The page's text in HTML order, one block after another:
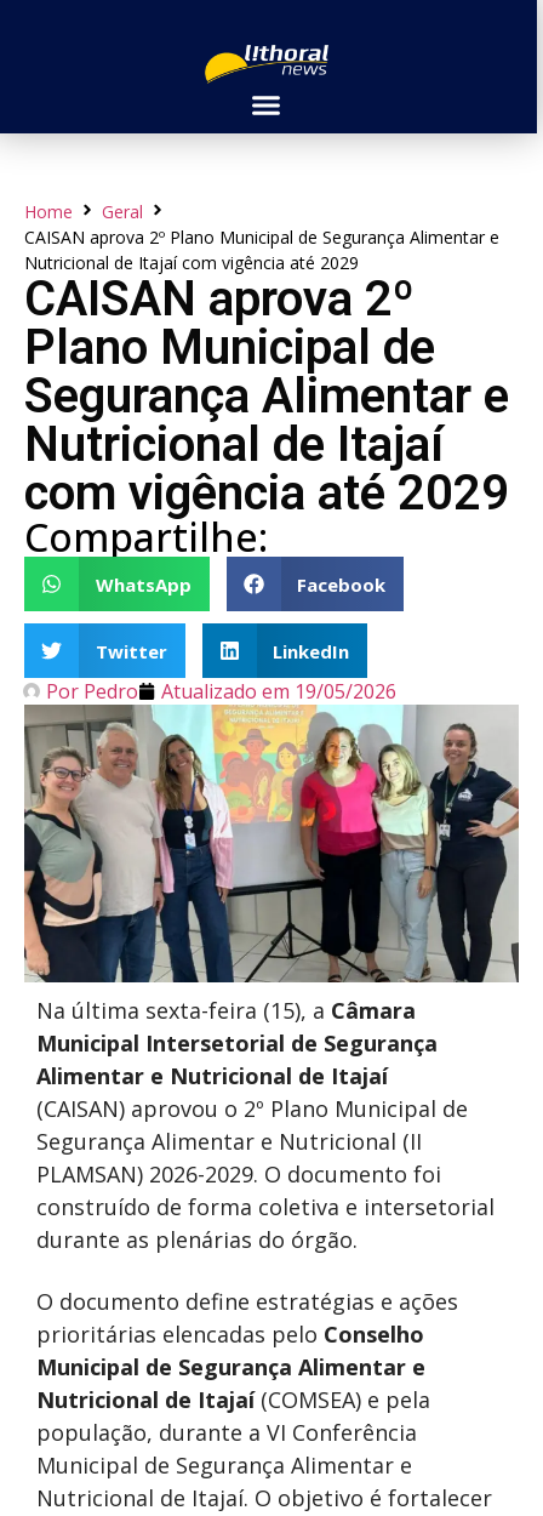
Home
Geral
CAISAN aprova 2º Plano Municipal de Segurança Alimentar e
Nutricional de Itajaí com vigência até 2029
CAISAN aprova 2º
Plano Municipal de
Segurança Alimentar e
Nutricional de Itajaí
com vigência até 2029
Compartilhe:
WhatsApp Facebook
Twitter LinkedIn
Por Pedro Atualizado em 19/05/2026
Na última sexta-feira (15), a Câmara
Municipal Intersetorial de Segurança
Alimentar e Nutricional de Itajaí
(CAISAN) aprovou o 2º Plano Municipal de
Segurança Alimentar e Nutricional (II
PLAMSAN) 2026-2029. O documento foi
construído de forma coletiva e intersetorial
durante as plenárias do órgão.
O documento define estratégias e ações
prioritárias elencadas pelo Conselho
Municipal de Segurança Alimentar e
Nutricional de Itajaí(COMSEA) e pela
população, durante a VI Conferência
Municipal de Segurança Alimentar e
Nutricional de Itajaí. O objetivo é fortalecer